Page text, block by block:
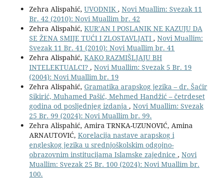
Zehra Alispahić, UVODNIK , Novi Muallim: Svezak 11
Br. 42 (2010): Novi Muallim br. 42
Zehra Alispahić, KUR’AN I POSLANIK NE KAZUJU DA
SE ŽENA SMIJE TUĆI I ZLOSTAVLJATI , Novi Muallim:
Svezak 11 Br. 41 (2010): Novi Muallim br. 41
Zehra Alispahić, KAKO RAZMIŠLJAJU BH
INTELEKTUALCI? , Novi Muallim: Svezak 5 Br. 19
(2004): Novi Muallim br. 19
Zehra Alispahić, Gramatika arapskog jezika – dr. Šaćir
Sikirić, Muhamed Pašić, Mehmed Handžić – četrdeset
godina od posljednjeg izdanja , Novi Muallim: Svezak
25 Br. 99 (2024): Novi Muallim br. 99.
Zehra Alispahić, Amira TRNKA-UZUNOVIĆ, Amina
ARNAUTOVIĆ, Korelacija nastave arapskog i
engleskog jezika u srednjoškolskim odgojno-
obrazovnim institucijama Islamske zajednice , Novi
Muallim: Svezak 25 Br. 100 (2024): Novi Muallim br.
100.